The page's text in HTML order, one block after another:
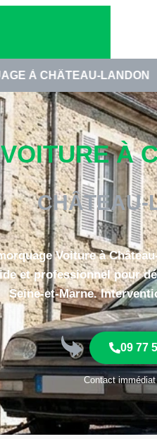
LANDON •
À
CHÂTEAU-
Voiture à
et professionnel pour
Seine-et-Marne.
09 77
Contact